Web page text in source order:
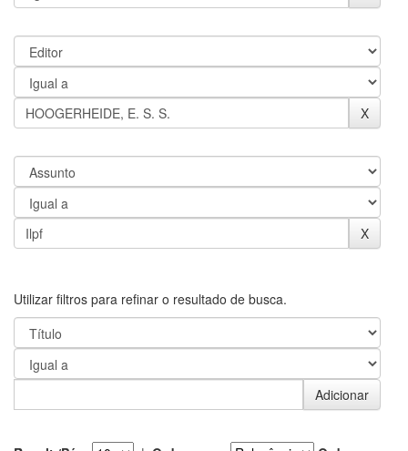
Utilizar filtros para refinar o resultado de busca.